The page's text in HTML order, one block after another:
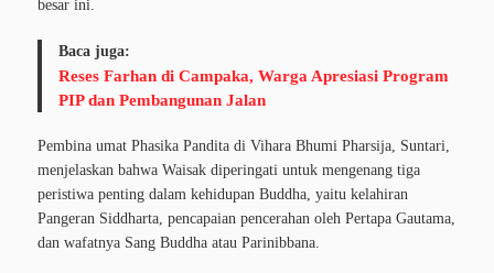
besar ini.
Baca juga:
Reses Farhan di Campaka, Warga Apresiasi Program
PIP dan Pembangunan Jalan
Pembina umat Phasika Pandita di Vihara Bhumi Pharsija, Suntari,
menjelaskan bahwa Waisak diperingati untuk mengenang tiga
peristiwa penting dalam kehidupan Buddha, yaitu kelahiran
Pangeran Siddharta, pencapaian pencerahan oleh Pertapa Gautama,
dan wafatnya Sang Buddha atau Parinibbana.